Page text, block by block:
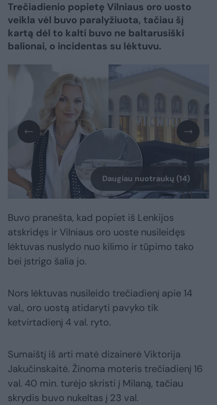
Trečiadienio popietę Vilniaus oro uosto
veikla vėl buvo paralyžiuota, tačiau šį
kartą dėl to kalti buvo ne baltarusiški
balionai, o incidentas su lėktuvu.
Daugiau nuotraukų (14)
Buvo pranešta, kad popiet iš Lenkijos
atskridęs ir Vilniaus oro uoste nusileidęs
lėktuvas nuslydo nuo kilimo ir tūpimo tako
bei įstrigo šalia jo.
Nors lėktuvas nusileido trečiadienį apie 14
val., oro uostą atidaryti pavyko tik
ketvirtadienį 4 val. ryto.
Sumaištį iš arti matė dizainerė Viktorija
Jakučinskaitė. Žinoma moteris trečiadienį 16
val. 40 min. turėjo skristi į Milaną, tačiau
skrydis buvo nukeltas į 23 val.